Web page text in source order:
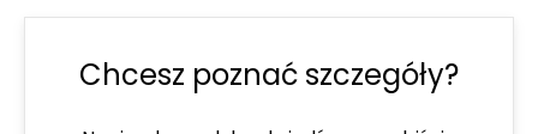
Chcesz poznać szczegóły?